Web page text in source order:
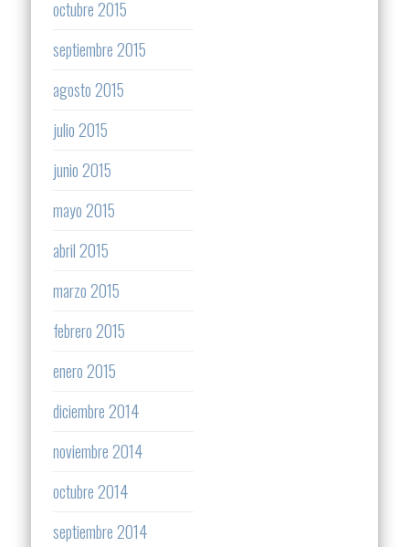
octubre 2015
septiembre 2015
agosto 2015
julio 2015
junio 2015
mayo 2015
abril 2015
marzo 2015
febrero 2015
enero 2015
diciembre 2014
noviembre 2014
octubre 2014
septiembre 2014